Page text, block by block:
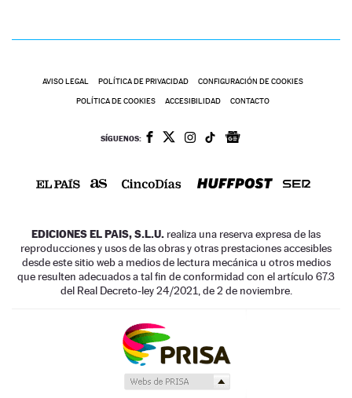
AVISO LEGAL POLÍTICA DE PRIVACIDAD CONFIGURACIÓN DE COOKIES
POLÍTICA DE COOKIES ACCESIBILIDAD CONTACTO
SÍGUENOS:
EDICIONES EL PAIS, S.L.U. realiza una reserva expresa de las
reproducciones y usos de las obras y otras prestaciones accesibles
desde este sitio web a medios de lectura mecánica u otros medios
que resulten adecuados a tal fin de conformidad con el artículo 67.3
del Real Decreto-ley 24/2021, de 2 de noviembre.